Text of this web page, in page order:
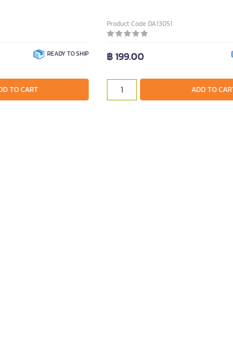
READY TO SHIP
TO CART
Product Code DA13051
฿ 199.00
ADD TO